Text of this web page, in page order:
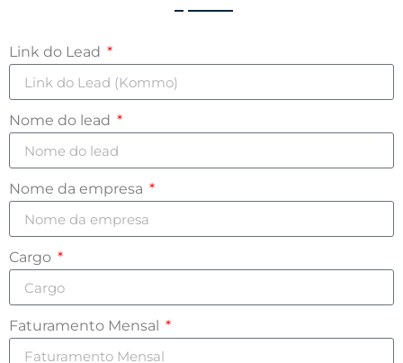
Link do Lead
Nome do lead
Nome da empresa
Cargo
Faturamento Mensal